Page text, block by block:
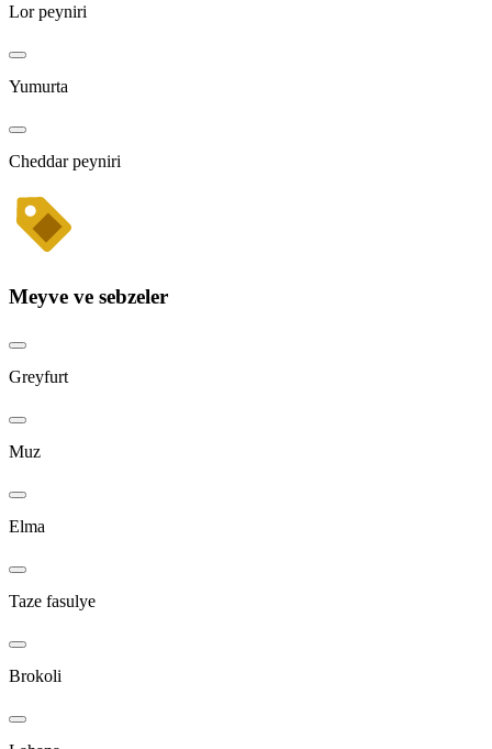
Lor peyniri
Yumurta
Cheddar peyniri
Meyve ve sebzeler
Greyfurt
Muz
Elma
Taze fasulye
Brokoli